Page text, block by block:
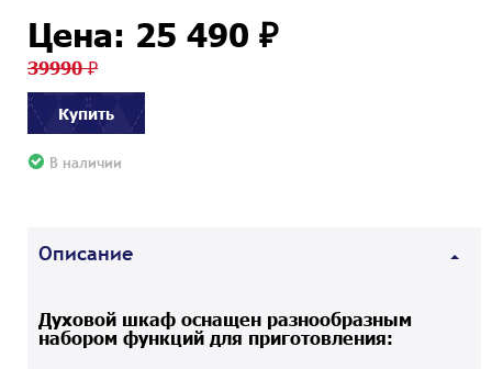
Цена: 25 490 ₽
39990 ₽
Купить
В наличии
Описание
Духовой шкаф оснащен разнообразным
набором функций для приготовления: